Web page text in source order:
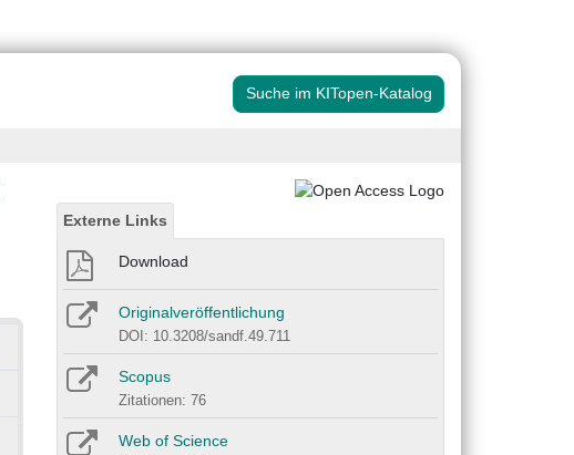
Suche im KITopen-Katalog
Externe Links
Download
Originalveröffentlichung
DOI: 10.3208/sandf.49.711
Scopus
Zitationen: 76
Web of Science